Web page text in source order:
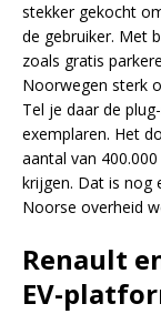
stekker gekocht
de gebruiker. Met
zoals gratis
Noorwegen sterk
Tel je daar de
exemplaren. Het
aantal van
krijgen. Dat is nog
Noorse overheid
Renault
EV-